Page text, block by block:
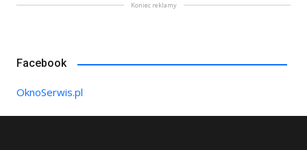
Koniec reklamy
Facebook
OknoSerwis.pl